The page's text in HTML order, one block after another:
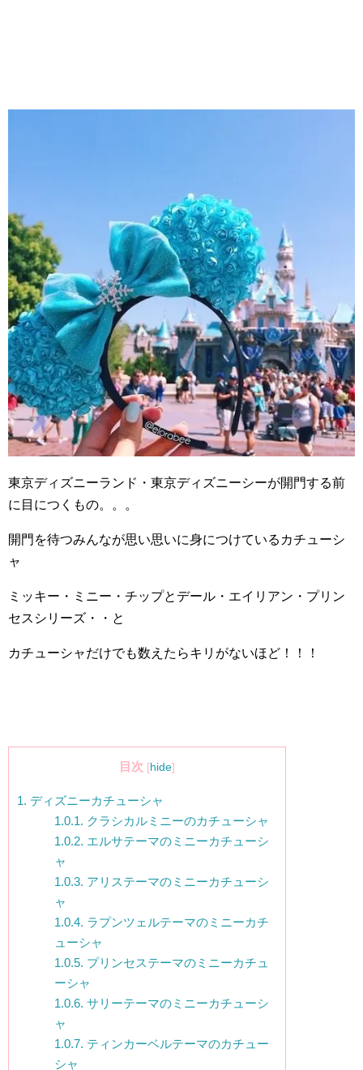
東京ディズニーランド・東京ディズニーシーが開門する前
に目につくもの。。。
開門を待つみんなが思い思いに身につけているカチューシ
ャ
ミッキー・ミニー・チップとデール・エイリアン・プリン
セスシリーズ・・と
カチューシャだけでも数えたらキリがないほど！！！
目次 [hide]
1. ディズニーカチューシャ
1.0.1. クラシカルミニーのカチューシャ
1.0.2. エルサテーマのミニーカチューシ
ャ
1.0.3. アリステーマのミニーカチューシ
ャ
1.0.4. ラプンツェルテーマのミニーカチ
ューシャ
1.0.5. プリンセステーマのミニーカチュ
ーシャ
1.0.6. サリーテーマのミニーカチューシ
ャ
1.0.7. ティンカーベルテーマのカチュー
シャ